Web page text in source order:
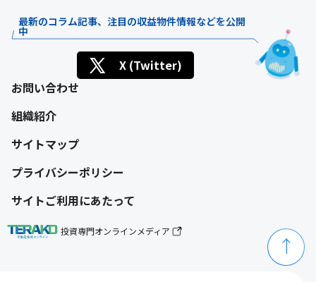
最新のコラム記事、注目の収益物件情報などを公開
中
X (Twitter)
お問い合わせ
組織紹介
サイトマップ
プライバシーポリシー
サイトご利用にあたって
投資専門オンラインメディア